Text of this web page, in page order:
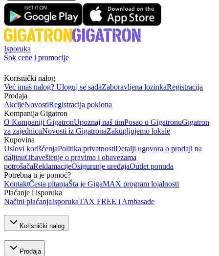
Isporuka
Šok cene i promocije
Korisnički nalog
Već imaš nalog? Uloguj se sadaZaboravljena lozinkaRegistracija
Prodaja
AkcijeNovostiRegistracija poklona
Kompanija Gigatron
O Kompaniji GigatronUpoznaj naš timPosao u GigatronuGigatron
za zajednicuNovosti iz GigatronaZakupljujemo lokale
Kupovina
Uslovi korišćenjaPolitika privatnostiDetalji ugovora o prodaji na
daljinuObaveštenje o pravima i obavezama
potrošačaReklamacijeOsiguranje uređajaOutlet ponuda
Potrebna ti je pomoć?
KontaktČesta pitanjaŠta je GigaMAX program lojalnosti
Plaćanje i isporuka
Načini plaćanjaIsporukaTAX FREE i Ambasade
Korisnički nalog
Prodaja